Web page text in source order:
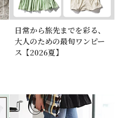
日常から旅先までを彩る、
大人のための最旬ワンピー
ス【2026夏】